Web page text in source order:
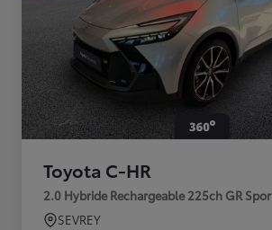
Toyota C-HR
2.0 Hybride Rechargeable 225ch GR
SEVREY